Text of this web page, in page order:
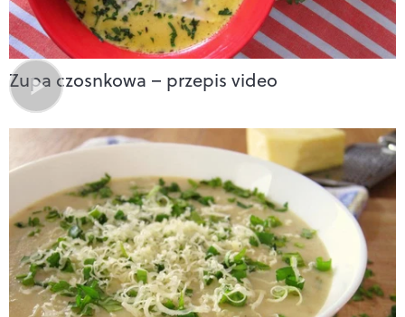
Zupa czosnkowa – przepis video